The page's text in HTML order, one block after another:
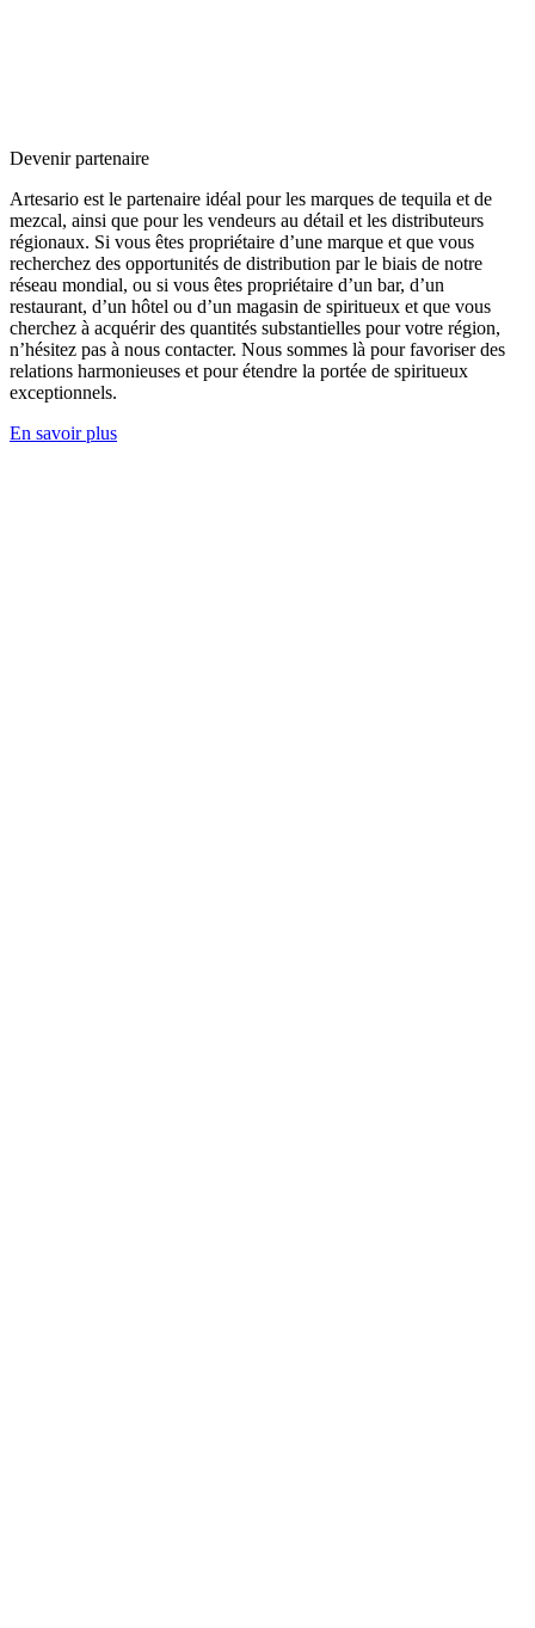
Devenir partenaire
Artesario est le partenaire idéal pour les marques de tequila et de
mezcal, ainsi que pour les vendeurs au détail et les distributeurs
régionaux. Si vous êtes propriétaire d’une marque et que vous
recherchez des opportunités de distribution par le biais de notre
réseau mondial, ou si vous êtes propriétaire d’un bar, d’un
restaurant, d’un hôtel ou d’un magasin de spiritueux et que vous
cherchez à acquérir des quantités substantielles pour votre région,
n’hésitez pas à nous contacter. Nous sommes là pour favoriser des
relations harmonieuses et pour étendre la portée de spiritueux
exceptionnels.
En savoir plus